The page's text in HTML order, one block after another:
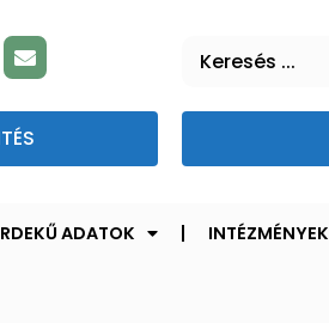
ADATOK INTÉZMÉNYEK